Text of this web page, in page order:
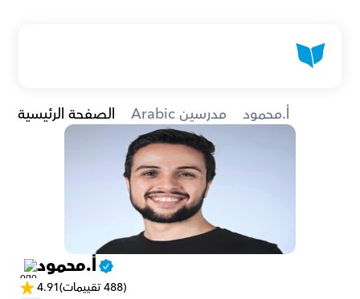
الصفحة الرئيسية Arabic مدرسين أ.محمود
أ.محمود
4.91 (488 تقييمات)